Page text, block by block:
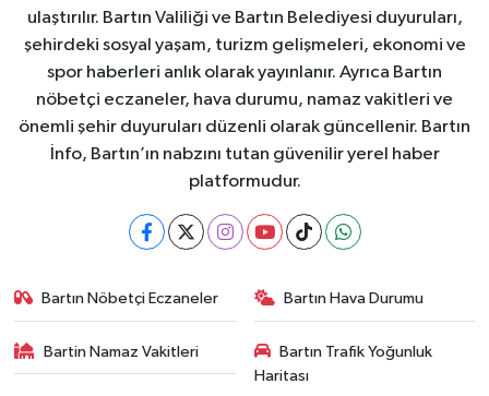
ulaştırılır. Bartın Valiliği ve Bartın Belediyesi duyuruları,
şehirdeki sosyal yaşam, turizm gelişmeleri, ekonomi ve
spor haberleri anlık olarak yayınlanır. Ayrıca Bartın
nöbetçi eczaneler, hava durumu, namaz vakitleri ve
önemli şehir duyuruları düzenli olarak güncellenir. Bartın
İnfo, Bartın’ın nabzını tutan güvenilir yerel haber
platformudur.
Bartın Nöbetçi Eczaneler Bartın Hava Durumu
Bartin Namaz Vakitleri
Bartın Trafik Yoğunluk
Haritası